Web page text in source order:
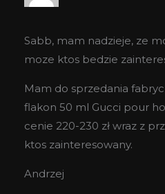
Sabb, mam nadzieje, ze
moze ktos bedzie
Mam do sprzedania
flakon 50 ml Gucci pour
cenie 220-230 zł wraz z
ktos zainteresowany.
Andrzej